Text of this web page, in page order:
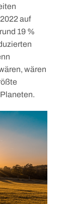
auf
19 %
wären